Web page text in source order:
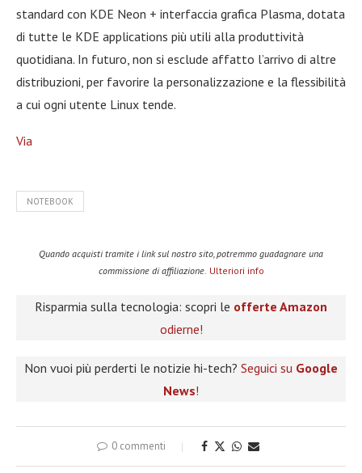
standard con KDE Neon + interfaccia grafica Plasma, dotata
di tutte le KDE applications più utili alla produttività
quotidiana. In futuro, non si esclude affatto l’arrivo di altre
distribuzioni, per favorire la personalizzazione e la flessibilità
a cui ogni utente Linux tende.
Via
NOTEBOOK
Quando acquisti tramite i link sul nostro sito, potremmo guadagnare una
commissione di affiliazione. Ulteriori info
Risparmia sulla tecnologia: scopri le offerte Amazon
odierne!
Non vuoi più perderti le notizie hi-tech? Seguici su Google
News!
0 commenti